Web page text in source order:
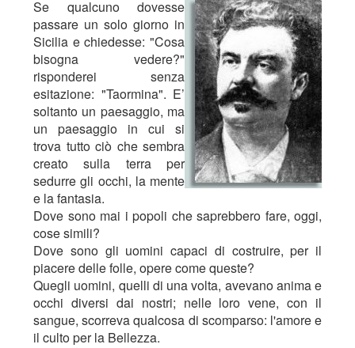
Se qualcuno dovesse
passare un solo giorno in
Sicilia e chiedesse: "Cosa
bisogna vedere?"
risponderei senza
esitazione: "Taormina". E’
soltanto un paesaggio, ma
un paesaggio in cui si
trova tutto ciò che sembra
creato sulla terra per
sedurre gli occhi, la mente
e la fantasia.
Dove sono mai i popoli che saprebbero fare, oggi,
cose simili?
Dove sono gli uomini capaci di costruire, per il
piacere delle folle, opere come queste?
Quegli uomini, quelli di una volta, avevano anima e
occhi diversi dai nostri; nelle loro vene, con il
sangue, scorreva qualcosa di scomparso: l'amore e
il culto per la Bellezza.